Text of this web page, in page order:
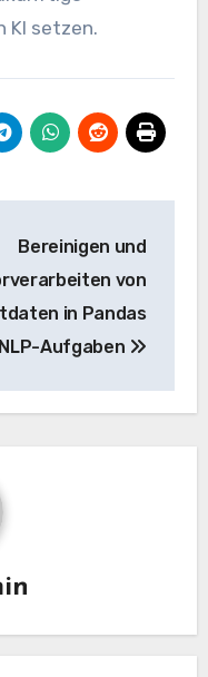
KI setzen.
Bereinigen und
von
in Pandas
Aufgaben